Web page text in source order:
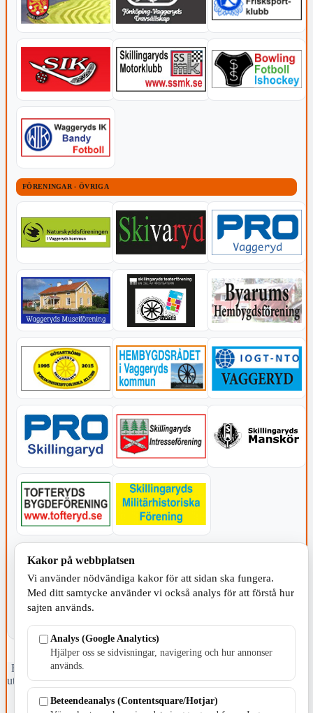
FÖRENINGAR - ÖVRIGA
Fristående webbtidningsföretag grundat 1991 som sedan 2002 ger
ut tidningen Skillingaryd.nu och 2010 lanserades Värnamo.nu. Från
april 2026 omfattar Skillingaryd.nu tre kommuner: Gnosjö,
Värnamo och Vaggeryds kommun.
Kakor på webbplatsen
Vi använder nödvändiga kakor för att sidan ska fungera.
Med ditt samtycke använder vi också analys för att förstå hur
sajten används.
Analys (Google Analytics)
Hjälper oss se sidvisningar, navigering och hur annonser
används.
Beteendeanalys (Contentsquare/Hotjar)